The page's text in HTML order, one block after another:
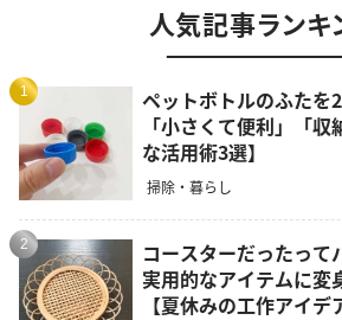
人気記事ランキ
1
ペットボトルのふたを
「小さくて便利」「
な活用術3選】
掃除・暮らし
2
コースターだったって
実用的なアイテムに変
【夏休みの工作アイデ